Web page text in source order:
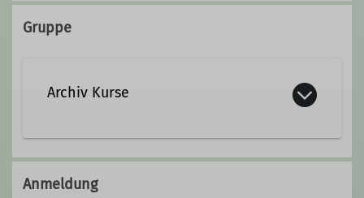
Gruppe
Archiv Kurse
Anmeldung